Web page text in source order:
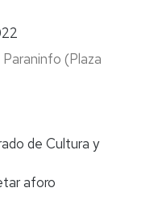
(Plaza
de Cultura y
aforo